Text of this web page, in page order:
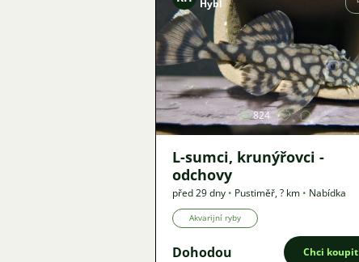
Obrázek
Hybl
824
L-sumci, krunýřovci -
odchovy
před 29 dny • Pustiměř,? km • Nabídka
Akvarijní ryby
Dohodou Chci koupit